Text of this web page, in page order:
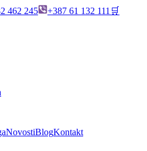
462 245 +387 61 132 111 🛒
NovostiBlogKontakt